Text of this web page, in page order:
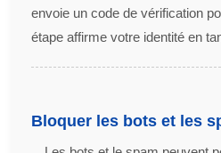
envoie un code de vérification
étape affirme votre identité en
Bloquer les bots et les